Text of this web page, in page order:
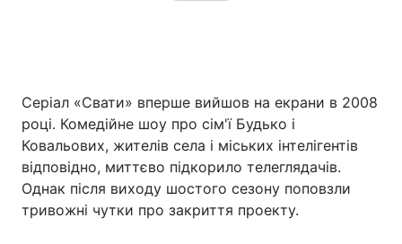
Серіал «Свати» вперше вийшов на екрани в 2008
році. Комедійне шоу про сім'ї Будько і
Ковальових, жителів села і міських інтелігентів
відповідно, миттєво підкорило телеглядачів.
Однак після виходу шостого сезону поповзли
тривожні чутки про закриття проекту.